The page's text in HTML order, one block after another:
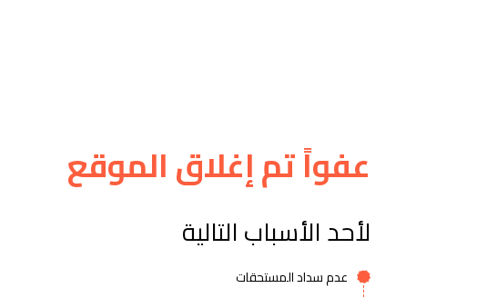
عفواً تم إغلاق الموقع
لأحد الأسباب التالية
عدم سداد المستحقات